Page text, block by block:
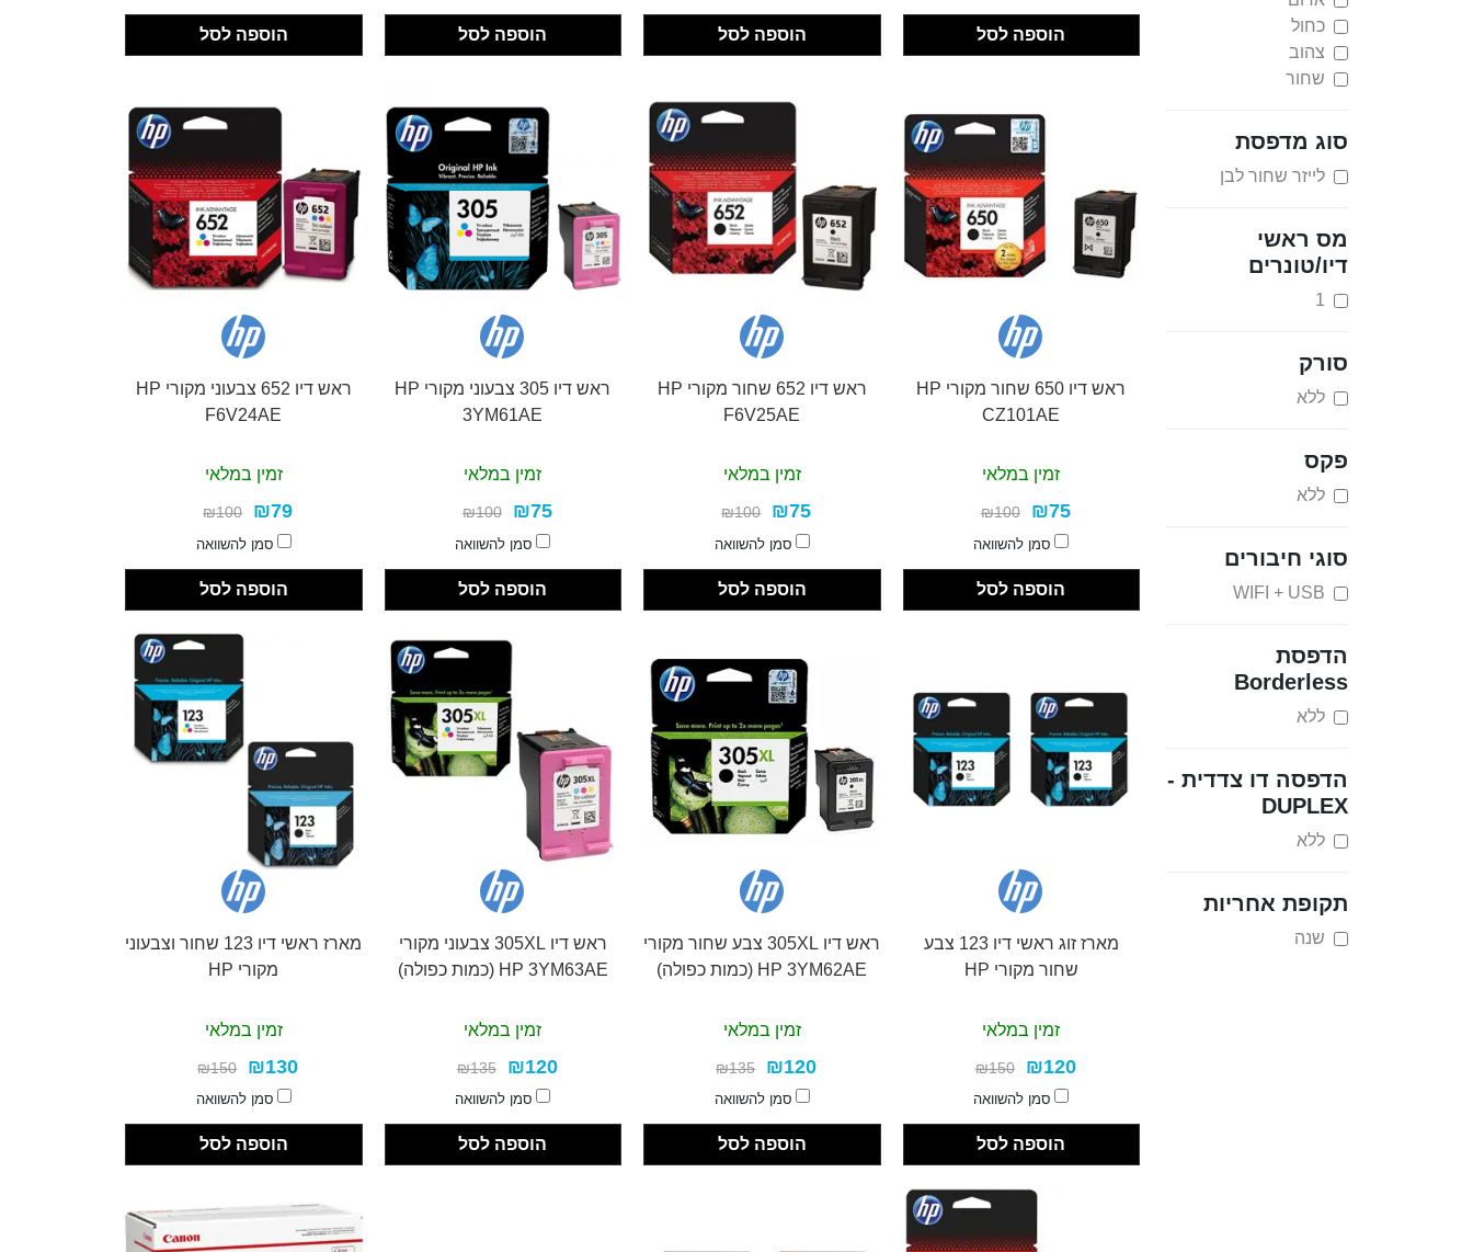
כחול
צהוב
שחור
סוג מדפסת
לייזר שחור לבן
מס ראשי
דיו/טונרים
1
סורק
ללא
פקס
ללא
סוגי חיבורים
WIFI + USB
הדפסת
Borderless
ללא
הדפסה דו צדדית -
DUPLEX
ללא
תקופת אחריות
שנה
הוספה לסל הוספה לסל הוספה לסל הוספה לסל
ראש דיו 650 שחור מקורי HP
CZ101AE
זמין במלאי
₪100 ₪75
סמן להשוואה
הוספה לסל
ראש דיו 652 שחור מקורי HP
F6V25AE
זמין במלאי
₪100 ₪75
סמן להשוואה
הוספה לסל
ראש דיו 305 צבעוני מקורי HP
3YM61AE
זמין במלאי
₪100 ₪75
סמן להשוואה
הוספה לסל
ראש דיו 652 צבעוני מקורי HP
F6V24AE
זמין במלאי
₪100 ₪79
סמן להשוואה
הוספה לסל
מארז זוג ראשי דיו 123 צבע
שחור מקורי HP
זמין במלאי
₪150 ₪120
סמן להשוואה
הוספה לסל
ראש דיו 305XL צבע שחור מקורי
HP 3YM62AE (כמות כפולה)
זמין במלאי
₪135 ₪120
סמן להשוואה
הוספה לסל
ראש דיו 305XL צבעוני מקורי
HP 3YM63AE (כמות כפולה)
זמין במלאי
₪135 ₪120
סמן להשוואה
הוספה לסל
מארז ראשי דיו 123 שחור וצבעוני
מקורי HP
זמין במלאי
₪150 ₪130
סמן להשוואה
הוספה לסל